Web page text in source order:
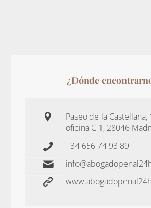
¿Dónde
Paseo de la Castellana,
oficina C 1, 28046
+34 656 74 93 89